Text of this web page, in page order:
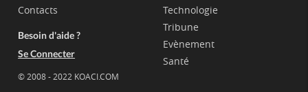
Contacts
Besoin d'aide ?
Se Connecter
© 2008 - 2022 KOACI.COM
Technologie
Tribune
Evènement
Santé